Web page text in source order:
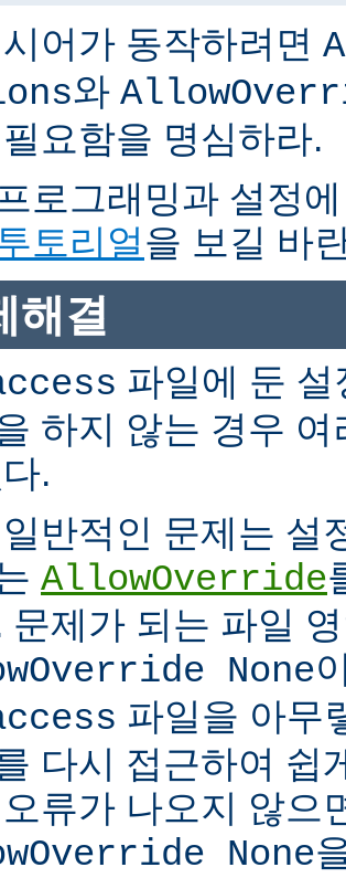
어가 동작하려면
와
요함을 명심하라.
로그래밍과 설정
토리얼을 보길 바
해결
파일에 둔
하지 않는 경우
.
반적인 문제는 설
AllowOverride
문제가 되는 파일
None
파일을 아무
다시 접근하여 쉽
류가 나오지 않으
None